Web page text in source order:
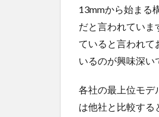
13mmから始まる
だと言われていま
ていると言われて
いるのが興味深い
各社の最上位モデ
は他社と比較する